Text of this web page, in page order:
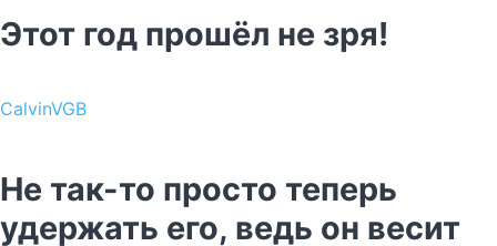
Этот год прошёл не зря!
CalvinVGB
Не так-то просто теперь
удержать его, ведь он весит